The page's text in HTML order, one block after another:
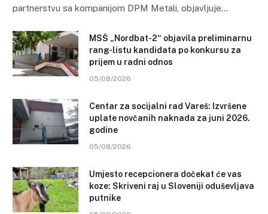
partnerstvu sa kompanijom DPM Metali, objavljuje…
MSŠ „Nordbat-2“ objavila preliminarnu
rang-listu kandidata po konkursu za
prijem u radni odnos
05/08/2026
Centar za socijalni rad Vareš: Izvršene
uplate novčanih naknada za juni 2026.
godine
05/08/2026
Umjesto recepcionera dočekat će vas
koze: Skriveni raj u Sloveniji oduševljava
putnike